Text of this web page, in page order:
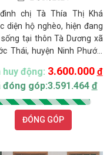
chị Tà Thía Thị Khá
diện hộ nghèo, hiện đang
tại thôn Tà Dương xã
Thái, huyện Ninh Phước.
rồi qua đời, hiện nay một
chị nuôi hai đứa con và mẹ
đứa con trai lớn tên là Tà
Triệu chuẩn bị vào lớp 9,
con gái nhỏ tên Tà Thía Thị
yếu hay đau ốm.
huy động: 3.600.000 đ
đóng góp:3.591.464 đ
ĐÓNG GÓP